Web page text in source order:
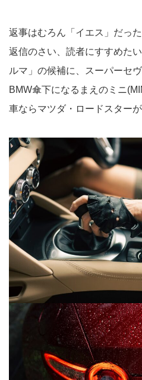
返事はむろん「イエス」だっ
返信のさい、読者にすすめた
ルマ」の候補に、スーパーセ
BMW傘下になるまえのミニ
車ならマツダ・ロードスター